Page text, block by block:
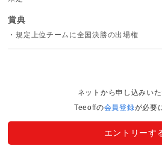
賞典
・規定上位チームに全国決勝の出場権
ネットから申し込みい
Teeoffの会員登録が必要
エントリーす